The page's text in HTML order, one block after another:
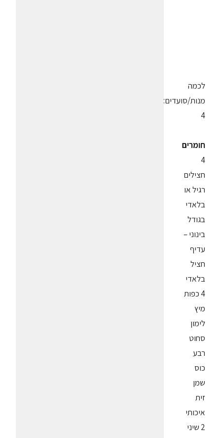
לכמה
מנות/סועדים:
4
חומרים
4
חצילים
רגיל או
בלאדי
בגודל
בינוני –
עדיף
חציל
בלאדי
4 כפות
מיץ
לימון
סחוט
רבע
כוס
שמן
זית
איכותי
2 שיני